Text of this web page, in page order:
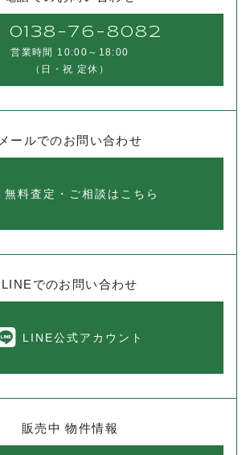
0138-76-8082
営業時間 10:00～18:00
（日・祝 定休）
メールでのお問い合わせ
無料査定・ご相談はこちら
LINEでのお問い合わせ
LINE公式アカウント
販売中 物件情報